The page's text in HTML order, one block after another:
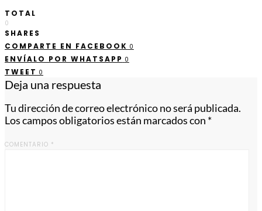
TOTAL
0
SHARES
COMPARTE EN FACEBOOK 0
ENVÍALO POR WHATSAPP 0
TWEET 0
Deja una respuesta
Tu dirección de correo electrónico no será publicada.
Los campos obligatorios están marcados con *
COMENTARIO *